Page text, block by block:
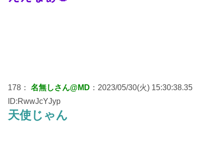
178： 名無しさん@MD ：2023/05/30(火) 15:30:38.35
ID:RwwJcYJyp
天使じゃん